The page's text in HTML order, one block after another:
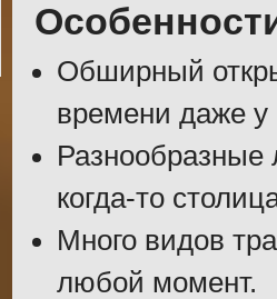
Обширный
времени даже у
Разнообразные
когда-то
Много видов
любой момент.